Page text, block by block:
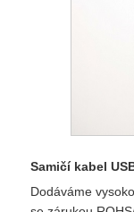
Samičí kabel
Dodáváme